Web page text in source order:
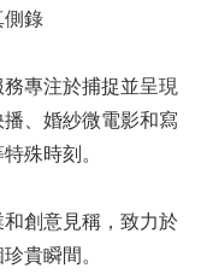
側錄
專注於捕捉並呈現
、婚紗微電影和寫
殊時刻。
創意見稱，致力於
貴瞬間。